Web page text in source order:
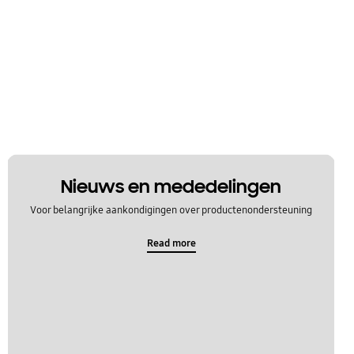
Nieuws en mededelingen
Voor belangrijke aankondigingen over productenondersteuning
Read more